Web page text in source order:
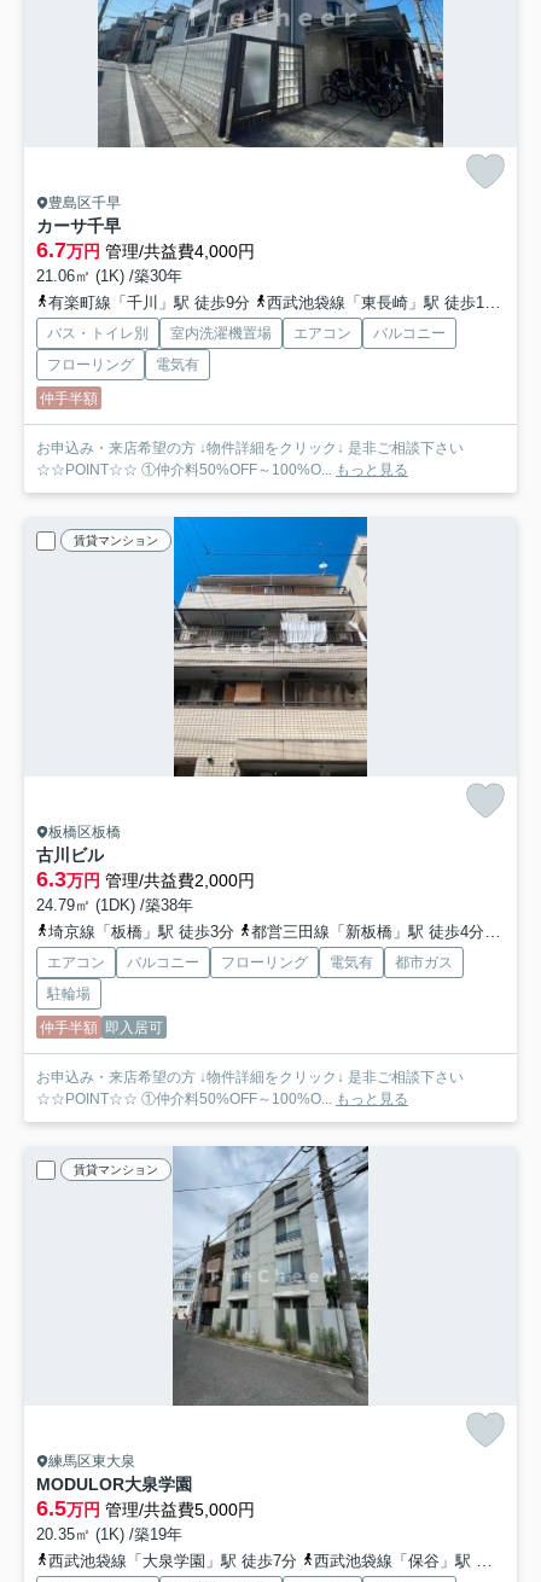
豊島区千早
カーサ千早
6.7万円 管理/共益費4,000円
21.06㎡ (1K) /築30年
有楽町線「千川」駅 徒歩9分
西武池袋線「東長崎」駅 徒歩12分
バス・トイレ別 室内洗濯機置場 エアコン
バルコニー
フローリング
電気有
仲手半額
お申込み・来店希望の方 ↓物件詳細をクリック↓ 是非ご相談下さい
☆☆POINT☆☆ ①仲介料50%OFF～100%O... もっと見る
賃貸マンション
板橋区板橋
古川ビル
6.3万円 管理/共益費2,000円
24.79㎡ (1DK) /築38年
埼京線「板橋」駅 徒歩3分
都営三田線「新板橋」駅 徒歩4分
エアコン バルコニー フローリング 電気有
都市ガス
駐輪場
仲手半額 即入居可
お申込み・来店希望の方 ↓物件詳細をクリック↓ 是非ご相談下さい
☆☆POINT☆☆ ①仲介料50%OFF～100%O... もっと見る
賃貸マンション
練馬区東大泉
MODULOR大泉学園
6.5万円 管理/共益費5,000円
20.35㎡ (1K) /築19年
西武池袋線「大泉学園」駅 徒歩7分
西武池袋線「保谷」駅 徒歩24分